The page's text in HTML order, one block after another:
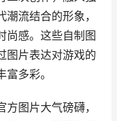
流结合的形象，
尚感。这些自制图
图片表达对游戏的
多彩。
图片大气磅礴，